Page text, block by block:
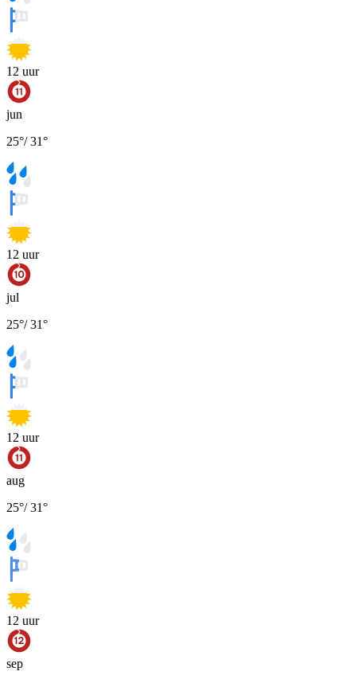
12 uur
jun
25°/31°
12 uur
jul
25°/31°
12 uur
aug
25°/31°
12 uur
sep